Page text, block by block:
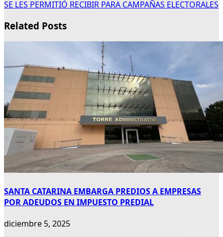
SE LES PERMITIÓ RECIBIR PARA CAMPAÑAS ELECTORALES
Related Posts
SANTA CATARINA EMBARGA PREDIOS A EMPRESAS
POR ADEUDOS EN IMPUESTO PREDIAL
diciembre 5, 2025